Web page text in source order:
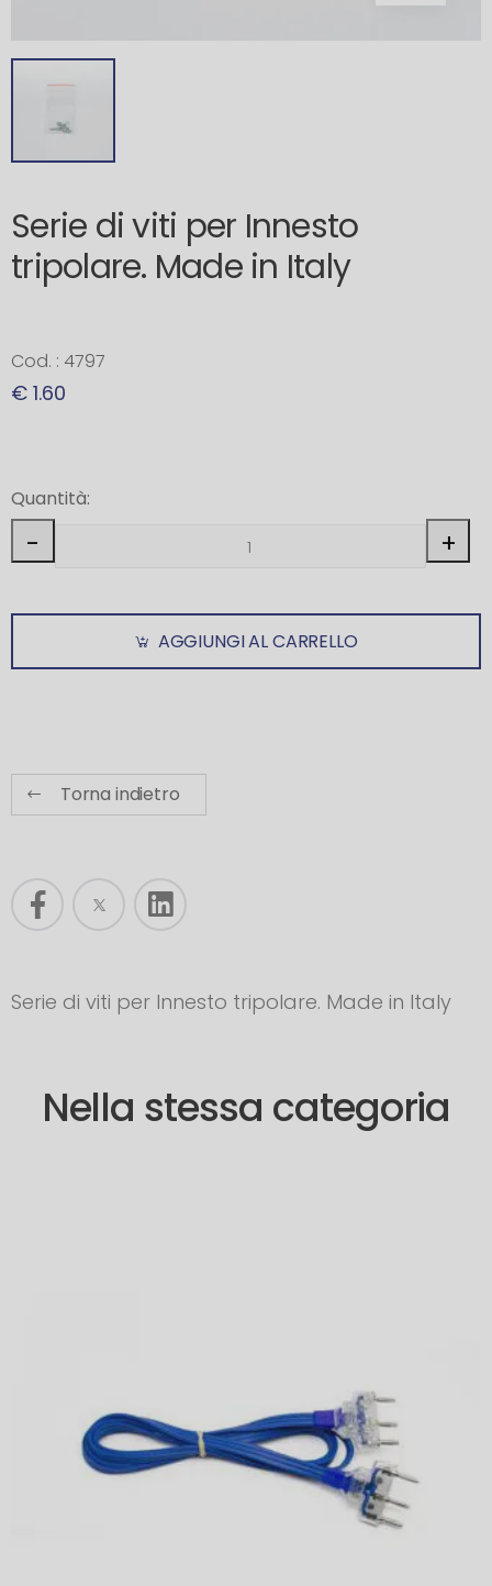
Serie di viti per Innesto
tripolare. Made in Italy
Cod. : 4797
€ 1.60
Quantità:
- +
AGGIUNGI AL CARRELLO
Torna indietro
Serie di viti per Innesto tripolare. Made in Italy
Nella stessa categoria